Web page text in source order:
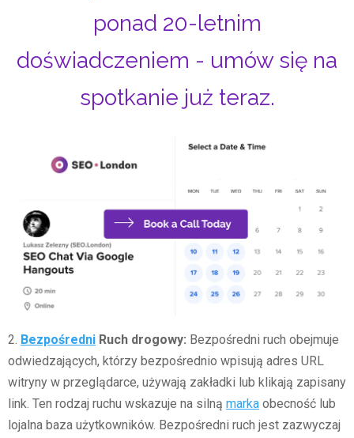
ponad 20-letnim
doświadczeniem - umów się na
spotkanie już teraz.
2. Bezpośredni Ruch drogowy: Bezpośredni ruch obejmuje
odwiedzających, którzy bezpośrednio wpisują adres URL
witryny w przeglądarce, używają zakładki lub klikają zapisany
link. Ten rodzaj ruchu wskazuje na silną marka obecność lub
lojalna baza użytkowników. Bezpośredni ruch jest zazwyczaj